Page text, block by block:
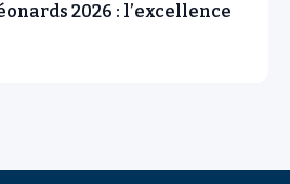
2026 : l’excellence